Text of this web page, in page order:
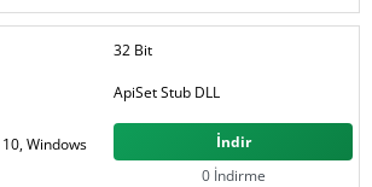
32 Bit
ApiSet Stub DLL
Windows
İndir
0 İndirme